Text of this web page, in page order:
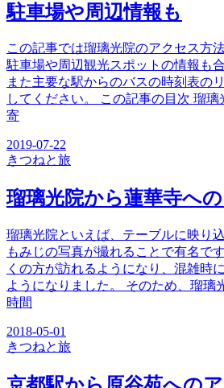
駐車場や周辺情報も
この記事では瑠璃光院のアクセス方
駐車場や周辺観光スポットの情報も
また主要な駅からのバスの時刻表の
してください。 この記事の目次 瑠
寄
2019-07-22
きつねと旅
瑠璃光院から蓮華寺へ
瑠璃光院といえば、テーブルに映り
もみじの写真が撮れることで有名で
くの方が訪れるようになり、混雑時
ようになりました。 そのため、瑠璃
時間
2018-05-01
きつねと旅